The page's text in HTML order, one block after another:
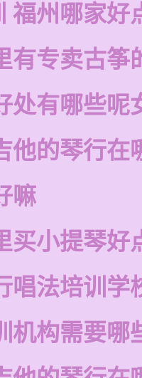
福州哪家好
有专卖古筝
处有哪些呢
他的琴行在
嘛
买小提琴好
唱法培训学
机构需要哪